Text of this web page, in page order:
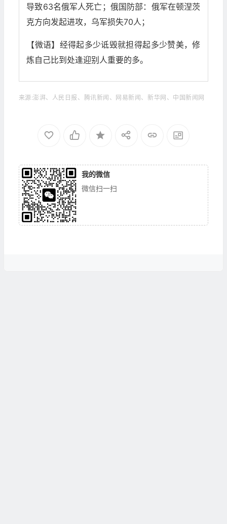
导致63名俄军人死亡；俄国防部：俄军在顿涅茨
克方向发起进攻，乌军损失70人；
【微语】经得起多少诋毁就担得起多少赞美，修
炼自己比到处逢迎别人重要的多。
来源:澎湃、人民日报、腾讯新闻、网易新闻、新华网、中国新闻网
我的微信
微信扫一扫